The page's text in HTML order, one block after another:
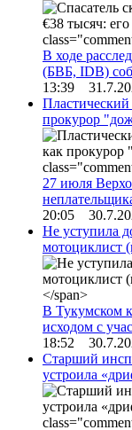
В ходе
(БВБ, IDB)
13:39
Пластический
прокурор
27 июля
20:05
Не уступила
мотоциклист
В Тукумском
исходом с
18:52
Старший
устроила